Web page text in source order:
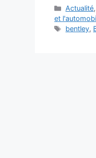
Actualité,
et
bentley,